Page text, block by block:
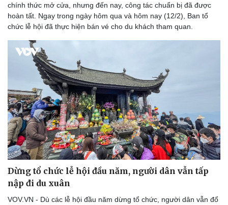
Doanh nghiệp
Thông tin doanh nghiệp
Sành điệu
chính thức mở cửa, nhưng đến nay, công tác chuẩn bị đã được
hoàn tất. Ngay trong ngày hôm qua và hôm nay (12/2), Ban tổ
chức lễ hội đã thực hiện bán vé cho du khách tham quan.
Dừng tổ chức lễ hội đầu năm, người dân vẫn tấp
nập đi du xuân
VOV.VN - Dù các lễ hội đầu năm dừng tổ chức, người dân vẫn đổ